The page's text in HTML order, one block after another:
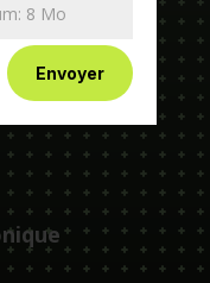
8 Mo
Envoyer